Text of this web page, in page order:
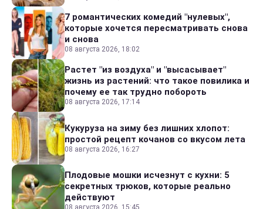
7 романтических комедий "нулевых",
которые хочется пересматривать снова
и снова
08 августа 2026, 18:02
Растет "из воздуха" и "высасывает"
жизнь из растений: что такое повилика и
почему ее так трудно побороть
08 августа 2026, 17:14
Кукуруза на зиму без лишних хлопот:
простой рецепт кочанов со вкусом лета
08 августа 2026, 16:27
Плодовые мошки исчезнут с кухни: 5
секретных трюков, которые реально
действуют